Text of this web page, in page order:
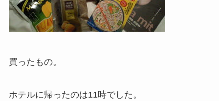
買ったもの。
ホテルに帰ったのは11時でした。